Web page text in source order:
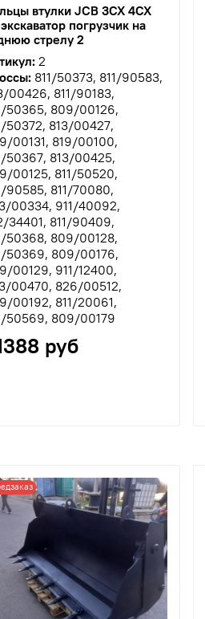
втулки JCB 3CX 4CX
погрузчик на
стрелу 2
2
811/50373, 811/90583,
00426, 811/90183,
50365, 809/00126,
50372, 813/00427,
00131, 819/00100,
50367, 813/00425,
00125, 811/50520,
90585, 811/70080,
00334, 911/40092,
34401, 811/90409,
50368, 809/00128,
50369, 809/00176,
00129, 911/12400,
00470, 826/00512,
00192, 811/20061,
50569, 809/00179
руб